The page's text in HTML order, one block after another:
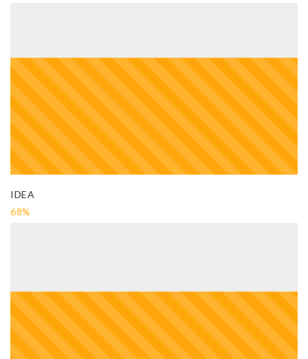
IDEA
68%